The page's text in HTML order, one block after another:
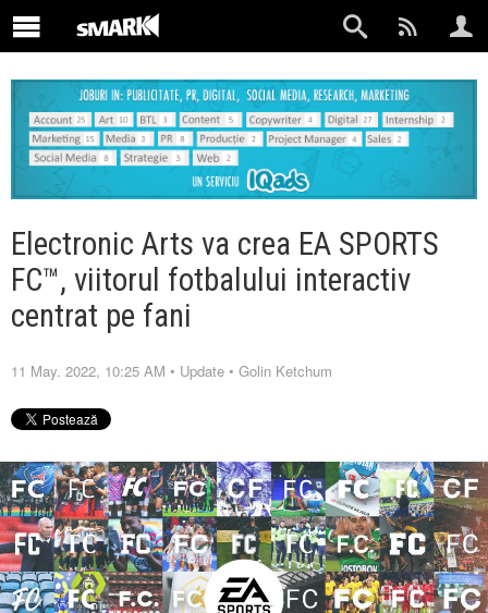
Electronic Arts va crea EA SPORTS
FC™, viitorul fotbalului interactiv
centrat pe fani
11 May. 2022, 10:25 AM • Update • Golin Ketchum